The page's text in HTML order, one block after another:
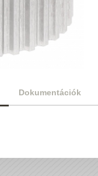
Dokumentációk